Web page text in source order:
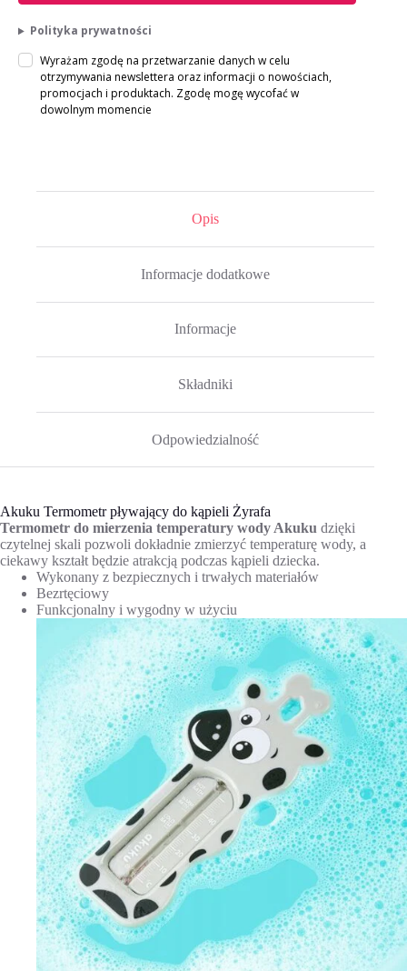
Polityka prywatności
Wyrażam zgodę na przetwarzanie danych w celu
otrzymywania newslettera oraz informacji o nowościach,
promocjach i produktach. Zgodę mogę wycofać w
dowolnym momencie
Opis
Informacje dodatkowe
Informacje
Składniki
Odpowiedzialność
Akuku Termometr pływający do kąpieli Żyrafa
Termometr do mierzenia temperatury wody Akuku dzięki
czytelnej skali pozwoli dokładnie zmierzyć temperaturę wody, a
ciekawy kształt będzie atrakcją podczas kąpieli dziecka.
Wykonany z bezpiecznych i trwałych materiałów
Bezrtęciowy
Funkcjonalny i wygodny w użyciu